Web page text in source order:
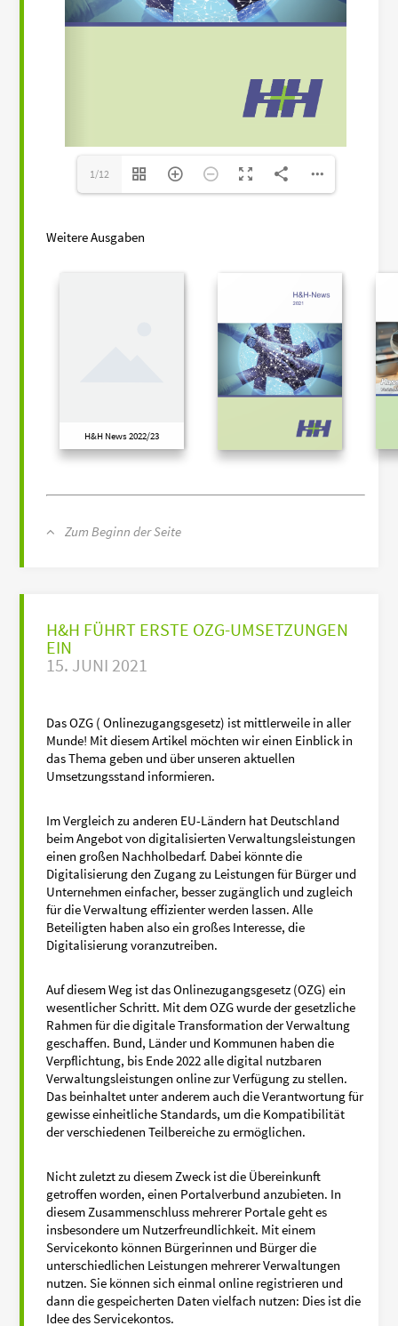
1/12
Weitere Ausgaben
H&H News 2022/23
Zum Beginn der Seite
H&H FÜHRT ERSTE OZG-UMSETZUNGEN
EIN
15. JUNI 2021
Das OZG ( Onlinezugangsgesetz) ist mittlerweile in aller
Munde! Mit diesem Artikel möchten wir einen Einblick in
das Thema geben und über unseren aktuellen
Umsetzungsstand informieren.
Im Vergleich zu anderen EU-Ländern hat Deutschland
beim Angebot von digitalisierten Verwaltungsleistungen
einen großen Nachholbedarf. Dabei könnte die
Digitalisierung den Zugang zu Leistungen für Bürger und
Unternehmen einfacher, besser zugänglich und zugleich
für die Verwaltung effizienter werden lassen. Alle
Beteiligten haben also ein großes Interesse, die
Digitalisierung voranzutreiben.
Auf diesem Weg ist das Onlinezugangsgesetz (OZG) ein
wesentlicher Schritt. Mit dem OZG wurde der gesetzliche
Rahmen für die digitale Transformation der Verwaltung
geschaffen. Bund, Länder und Kommunen haben die
Verpflichtung, bis Ende 2022 alle digital nutzbaren
Verwaltungsleistungen online zur Verfügung zu stellen.
Das beinhaltet unter anderem auch die Verantwortung für
gewisse einheitliche Standards, um die Kompatibilität
der verschiedenen Teilbereiche zu ermöglichen.
Nicht zuletzt zu diesem Zweck ist die Übereinkunft
getroffen worden, einen Portalverbund anzubieten. In
diesem Zusammenschluss mehrerer Portale geht es
insbesondere um Nutzerfreundlichkeit. Mit einem
Servicekonto können Bürgerinnen und Bürger die
unterschiedlichen Leistungen mehrerer Verwaltungen
nutzen. Sie können sich einmal online registrieren und
dann die gespeicherten Daten vielfach nutzen: Dies ist die
Idee des Servicekontos.